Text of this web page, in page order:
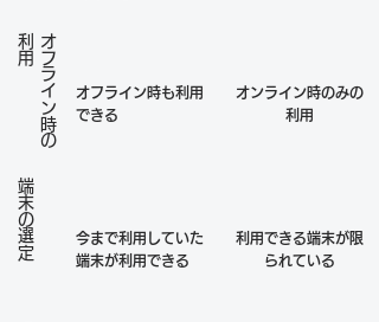
​オ
フ
ラ
イ
ン
時
の
利
用
オフライン時も利用
できる
オンライン時のみの
利用
端末の選定
今まで利用していた
端末が利用できる
利用できる端末が限
られている